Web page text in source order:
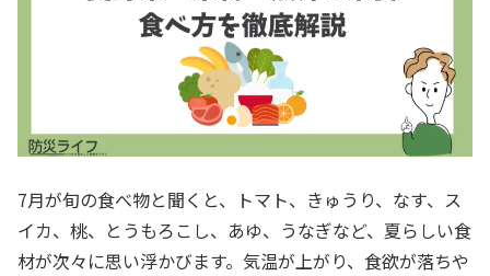
7月が旬の食べ物と聞くと、トマト、きゅうり、なす、ス
イカ、桃、とうもろこし、あゆ、うなぎなど、夏らしい食
材が次々に思い浮かびます。気温が上がり、食欲が落ちや